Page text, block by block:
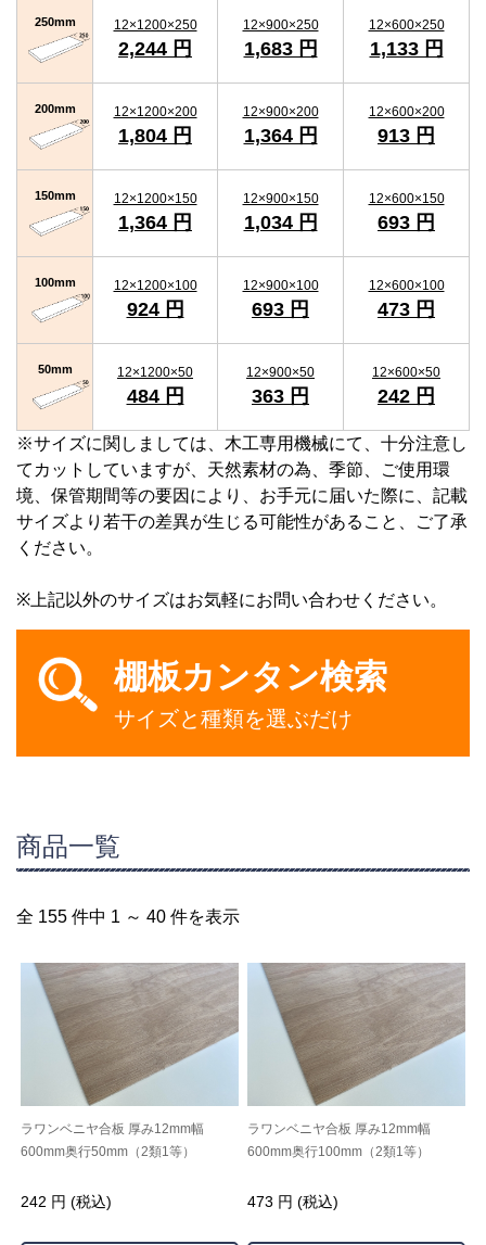
250mm 12×1200×250
2,244 円
12×900×250
1,683 円
12×600×250
1,133 円
200mm 12×1200×200
1,804 円
12×900×200
1,364 円
12×600×200
913 円
150mm 12×1200×150
1,364 円
12×900×150
1,034 円
12×600×150
693 円
100mm 12×1200×100
924 円
12×900×100
693 円
12×600×100
473 円
50mm 12×1200×50
484 円
12×900×50
363 円
12×600×50
242 円
※サイズに関しましては、木工専用機械にて、十分注意し
てカットしていますが、天然素材の為、季節、ご使用環
境、保管期間等の要因により、お手元に届いた際に、記載
サイズより若干の差異が生じる可能性があること、ご了承
ください。
※上記以外のサイズはお気軽にお問い合わせください。
棚板カンタン検索
サイズと種類を選ぶだけ
商品一覧
全 155 件中 1 ～ 40 件を表示
ラワンベニヤ合板 厚み12mm幅
600mm奥行50mm（2類1等）
242 円 (税込)
ラワンベニヤ合板 厚み12mm幅
600mm奥行100mm（2類1等）
473 円 (税込)